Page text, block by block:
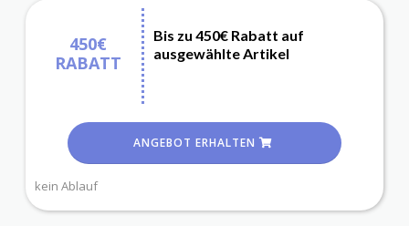
450€
RABATT
Bis zu 450€ Rabatt auf
ausgewählte Artikel
ANGEBOT ERHALTEN
kein Ablauf